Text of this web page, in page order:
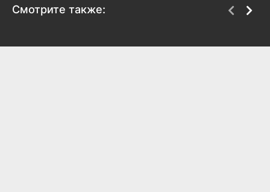
Смотрите также: